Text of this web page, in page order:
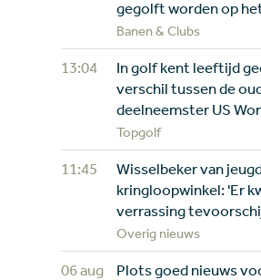
gegolft worden op
Banen & Clubs
13:04
In golf kent leeftijd
verschil tussen de
deelneemster US
Topgolf
11:45
Wisselbeker van
kringloopwinkel: 'Er
verrassing
Overig nieuws
06 aug
Plots goed nieuws